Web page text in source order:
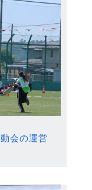
会の運営